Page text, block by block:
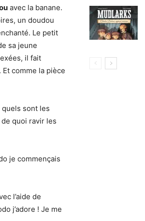
avec la banane.
un doudou
Le petit
sa jeune
il fait
comme la pièce
sont les
quoi ravir les
je commençais
l’aide de
j’adore ! Je me